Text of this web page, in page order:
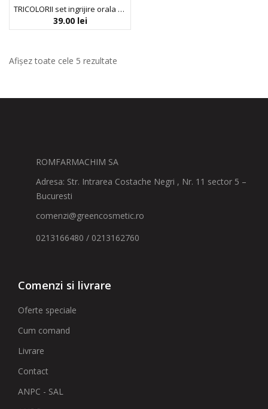
TRICOLORII set ingrijire orala zilnica, 1 x 100 ml pasta de dinti pentru adulti + 1 x 100 ml pasta de dinti pentru copii, 2 articole
39.00 lei
Afișez toate cele 5 rezultate
ROMFARMACHIM SA
Adresa: Str. Intrarea Costache Negri , Nr. 11 sector 5 –
Bucuresti
comenzi@greencosmetic.ro
0213166480 / 0213162760
Comenzi si livrare
Oferte speciale
Cum comand
Livrare
Contact
ANPC - SAL